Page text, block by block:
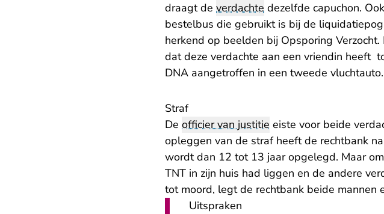
draagt de verdachte dezelfde capuchon.
bestelbus die gebruikt is bij de
herkend op beelden bij Opsporing
dat deze verdachte aan een vriendin heeft
DNA aangetroffen in een tweede vluchtauto.
Straf
De officier van justitie eiste voor beide
opleggen van de straf heeft de rechtbank
wordt dan 12 tot 13 jaar opgelegd. Maar
TNT in zijn huis had liggen en de andere
tot moord, legt de rechtbank beide mannen
Uitspraken